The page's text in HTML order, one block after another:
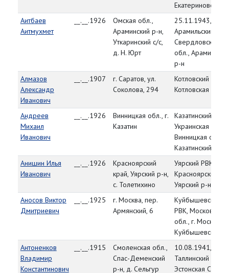
Екатериновский
Аитбаев
Аитмухмет
__.__.1926
Омская обл.,
Араминский р-н,
Уткаринский с/с,
д. Н. Юрт
25.11.1943,
Арамильский
Свердловская
обл.,
р-н
Алмазов
Александр
Иванович
__.__.1907
г. Саратов, ул.
Соколова, 294
Котловский РВК,
Котловская обл.
Андреев
Михаил
Иванович
__.__.1926
Винницкая обл., г.
Казатин
Казатинский РВК,
Украинская ССР,
Винницкая обл.,
Казатинский р-н
Анишин Илья
Иванович
__.__.1926
Красноярский
край, Уярский р-н,
с. Толетихино
Уярский РВК,
Красноярский
Уярский р-н
Аносов Виктор
Дмитриевич
__.__.1925
г. Москва, пер.
Армянский, 6
Куйбышевский
РВК, Московская
обл., г. Москва,
Куйбышевский
Антоненков
Владимир
Константинович
__.__.1915
Смоленская обл.,
Спас-Деменский
р-н, д. Сельгур
10.08.1941,
Таллинский ГВК,
Эстонская ССР, г.